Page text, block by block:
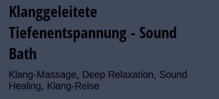
Klanggeleitete
Tiefenentspannung - Sound
Bath
Klang-Massage, Deep Relaxation, Sound
Healing, Klang-Reise